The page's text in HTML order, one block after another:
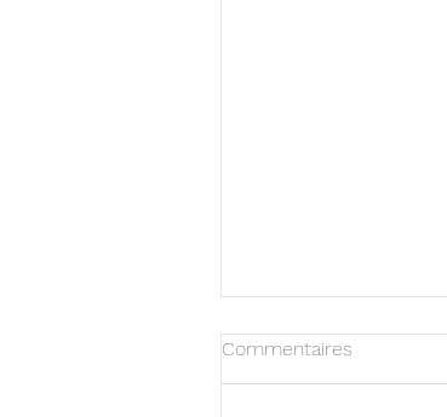
Commentaires